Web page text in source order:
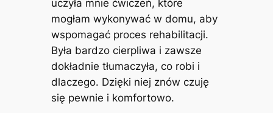
uczyła mnie ćwiczeń, które
mogłam wykonywać w domu, aby
wspomagać proces rehabilitacji.
Była bardzo cierpliwa i zawsze
dokładnie tłumaczyła, co robi i
dlaczego. Dzięki niej znów czuję
się pewnie i komfortowo.